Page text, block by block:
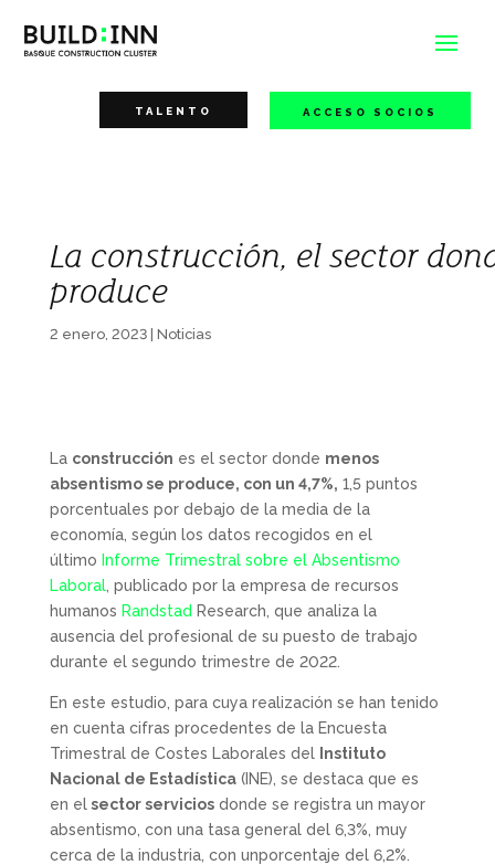
TALENTO ACCESO SOCIOS
La construcción, el sector
produce
2 enero, 2023| Noticias
La construcción es el sector donde menos
absentismo se produce, con un 4,7%, 1,5 puntos
porcentuales por debajo de la media de la
economía, según los datos recogidos en el
último Informe Trimestral sobre el Absentismo
Laboral, publicado por la empresa de recursos
humanos Randstad Research, que analiza la
ausencia del profesional de su puesto de trabajo
durante el segundo trimestre de 2022.
En este estudio, para cuya realización se han tenido
en cuenta cifras procedentes de la Encuesta
Trimestral de Costes Laborales del Instituto
Nacional de Estadística(INE), se destaca que es
en elsector serviciosdonde se registra un mayor
absentismo, con una tasa general del 6,3%, muy
cerca de la industria, con unporcentaje del 6,2%.